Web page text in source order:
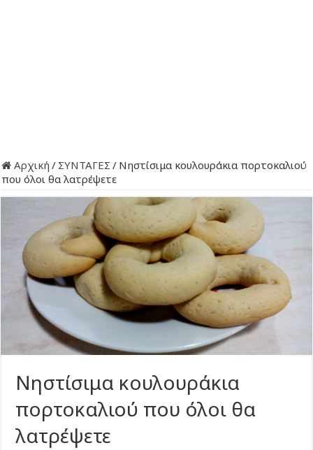
Αρχική / ΣΥΝΤΑΓΕΣ / Νηστίσιμα κουλουράκια πορτοκαλιού
που όλοι θα λατρέψετε
Νηστίσιμα κουλουράκια
πορτοκαλιού που όλοι θα
λατρέψετε